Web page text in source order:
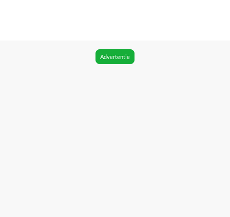
Advertentie